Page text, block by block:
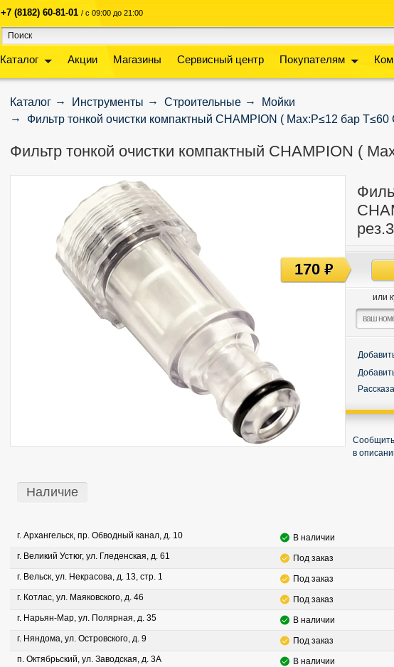
+7 (8182) 60-81-01 / с 09:00 до 21:00
Каталог Акции Магазины Сервисный центр Покупателям
Каталог Инструменты Строительные
Мойки
Фильтр тонкой очистки компактный CHAMPION ( Мах:Р≤12 бар Т≤60
Фильтр тонкой очистки компактный CHAMPION (
или
в
170руб
Наличие
г. Архангельск, пр. Обводный канал, д. 10
В наличии
г. Великий Устюг, ул. Гледенская, д. 61
Под заказ
г. Вельск, ул. Некрасова, д. 13, стр. 1
Под заказ
г. Котлас, ул. Маяковского, д. 46
Под заказ
г. Нарьян-Мар, ул. Полярная, д. 35
В наличии
г. Няндома, ул. Островского, д. 9
Под заказ
п. Октябрьский, ул. Заводская, д. 3А
В наличии